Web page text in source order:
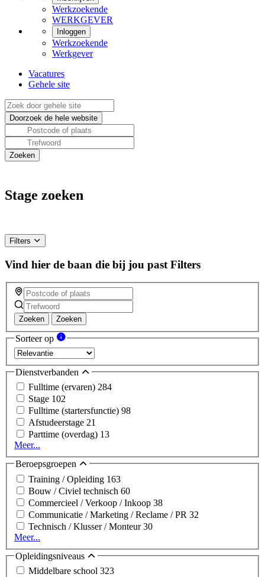
Werkzoekende
WERKGEVER
Inloggen
Werkzoekende
Werkgever
Vacatures
Gehele site
Stage zoeken
Filters
Vind hier de baan die bij jou past Filters
Zoeken Zoeken
Sorteer op
Dienstverbanden
Fulltime (ervaren) 284
Stage 102
Fulltime (startersfunctie) 98
Afstudeerstage 21
Parttime (overdag) 13
Meer...
Beroepsgroepen
Training / Opleiding 163
Bouw / Civiel technisch 60
Commercieel / Verkoop / Inkoop 38
Communicatie / Marketing / Reclame / PR 32
Technisch / Klusser / Monteur30
Meer...
Opleidingsniveaus
Middelbare school 323